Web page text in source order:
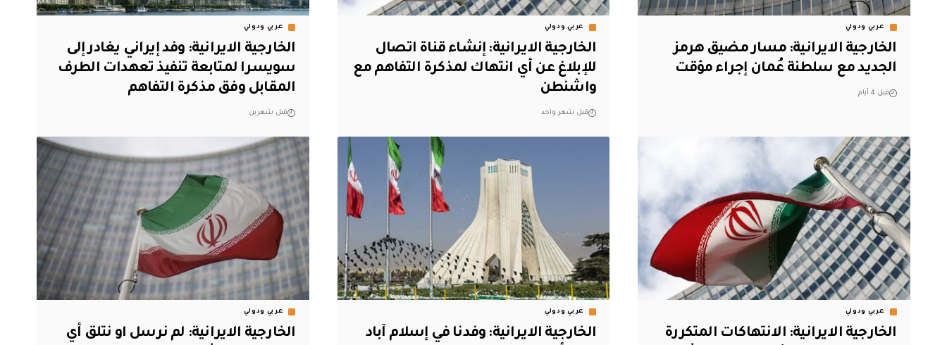
عربي ودولي
الخارجية الايرانية: مسار مضيق هرمز
الجديد مع سلطنة عُمان إجراء مؤقت
قبل 4 أيام
عربي ودولي
الخارجية الايرانية: إنشاء قناة اتصال
للإبلاغ عن أي انتهاك لمذكرة التفاهم مع
واشنطن
قبل شهر واحد
عربي ودولي
الخارجية الايرانية: وفد إيراني يغادر إلى
سويسرا لمتابعة تنفيذ تعهدات الطرف
المقابل وفق مذكرة التفاهم
قبل شهرين
عربي ودولي
الخارجية الايرانية: الانتهاكات المتكررة
عربي ودولي
الخارجية الايرانية: وفدنا في إسلام آباد
عربي ودولي
الخارجية الايرانية: لم نرسل او نتلق أي